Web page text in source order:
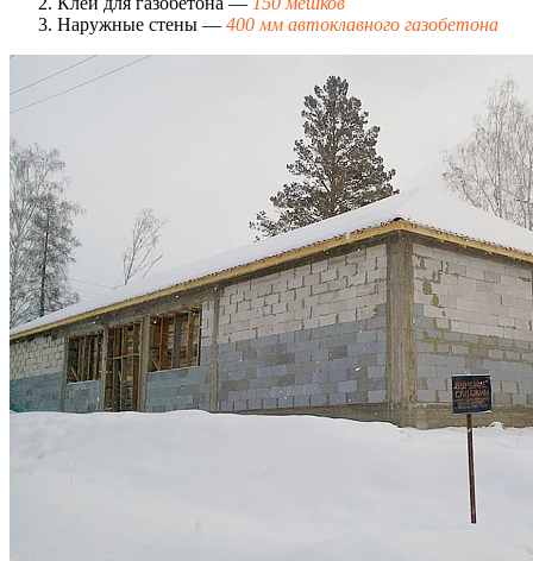
Наружные стены — 400 мм автоклавного газобетона